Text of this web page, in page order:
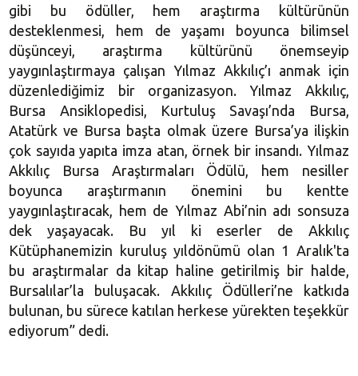
gibi bu ödüller, hem araştırma kültürünün
desteklenmesi, hem de yaşamı boyunca bilimsel
düşünceyi, araştırma kültürünü önemseyip
yaygınlaştırmaya çalışan Yılmaz Akkılıç’ı anmak için
düzenlediğimiz bir organizasyon. Yılmaz Akkılıç,
Bursa Ansiklopedisi, Kurtuluş Savaşı’nda Bursa,
Atatürk ve Bursa başta olmak üzere Bursa’ya ilişkin
çok sayıda yapıta imza atan, örnek bir insandı. Yılmaz
Akkılıç Bursa Araştırmaları Ödülü, hem nesiller
boyunca araştırmanın önemini bu kentte
yaygınlaştıracak, hem de Yılmaz Abi’nin adı sonsuza
dek yaşayacak. Bu yıl ki eserler de Akkılıç
Kütüphanemizin kuruluş yıldönümü olan 1 Aralık'ta
bu araştırmalar da kitap haline getirilmiş bir halde,
Bursalılar’la buluşacak. Akkılıç Ödülleri’ne katkıda
bulunan, bu sürece katılan herkese yürekten teşekkür
ediyorum” dedi.